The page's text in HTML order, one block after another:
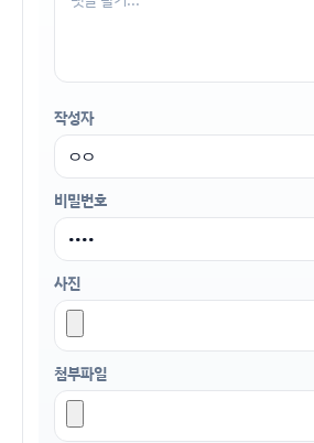
작성자
비밀번호
사진
첨부파일